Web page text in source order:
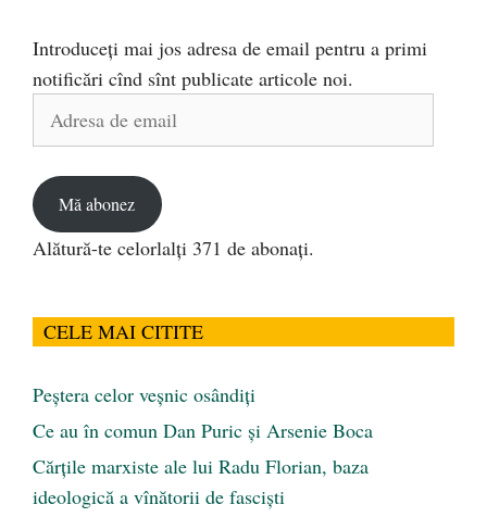
Introduceți mai jos adresa de email pentru a primi
notificări cînd sînt publicate articole noi.
Adresa
Mă abonez
Alătură-te celorlalți 371 de abonați.
CELE MAI CITITE
Peştera celor veşnic osândiţi
Ce au în comun Dan Puric şi Arsenie Boca
Cărţile marxiste ale lui Radu Florian, baza
ideologică a vînătorii de fascişti